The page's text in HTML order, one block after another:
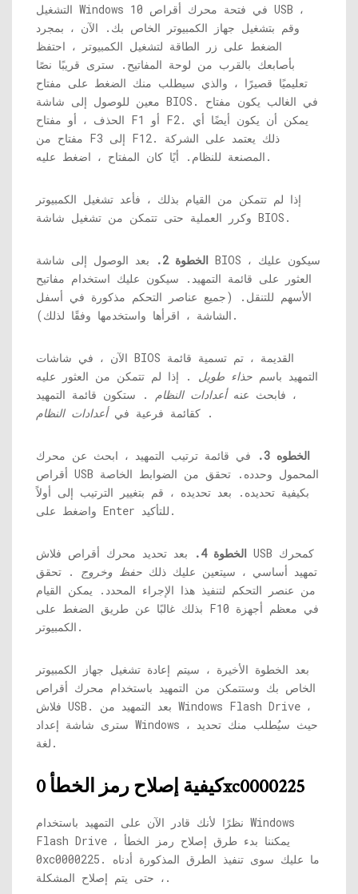
التشغيل Windows 10 في فتحة محرك أقراص USB ،
وقم بتشغيل جهاز الكمبيوتر الخاص بك. الآن ، بمجرد
الضغط على زر الطاقة لتشغيل الكمبيوتر ، احتفظ
بأصابعك بالقرب من لوحة المفاتيح. سترى قريبًا نصًا
تعليميًا قصيرًا ، والذي سيطلب منك الضغط على مفتاح
معين للوصول إلى شاشة BIOS. في الغالب يكون مفتاح
الحذف ، أو مفتاح F1 أو F2. يمكن أن يكون أيضًا أي
مفتاح من F3 إلى F12. ذلك يعتمد على الشركة
المصنعة للنظام. أيًا كان المفتاح ، اضغط عليه.
إذا لم تتمكن من القيام بذلك ، فأعد تشغيل الكمبيوتر
وكرر العملية حتى تتمكن من تشغيل شاشة BIOS.
الخطوة 2.
بعد الوصول إلى شاشة BIOS ، سيكون عليك
العثور على قائمة التمهيد. سيكون عليك استخدام مفاتيح
الأسهم للتنقل. (جميع عناصر التحكم مذكورة في أسفل
الشاشة ، اقرأها واستخدمها وفقًا لذلك).
الآن ، في شاشات BIOS القديمة ، تم تسمية قائمة
التمهيد باسم حذاء طويل . إذا لم تتمكن من العثور عليه
، فابحث عنهأعدادات النظام . ستكون قائمة التمهيد
كقائمة فرعية فيأعدادات النظام .
الخطوه 3.
في قائمة ترتيب التمهيد ، ابحث عن محرك
أقراص USB المحمول وحدده. تحقق من الضوابط الخاصة
بكيفية تحديده. بعد تحديده ، قم بتغيير الترتيب إلى أولاً
واضغط على Enter للتأكيد.
الخطوة 4.
بعد تحديد محرك أقراص فلاش USB كمحرك
تمهيد أساسي ، سيتعين عليك ذلك حفظ وخروج . تحقق
من عنصر التحكم لتنفيذ هذا الإجراء المحدد. يمكن القيام
بذلك غالبًا عن طريق الضغط على F10 في معظم أجهزة
الكمبيوتر.
بعد الخطوة الأخيرة ، سيتم إعادة تشغيل جهاز الكمبيوتر
الخاص بك وستتمكن من التمهيد باستخدام محرك أقراص
فلاش USB. بعد التمهيد من Windows Flash Drive ،
سترى شاشة إعداد Windows ، حيث سيُطلب منك تحديد
لغة.
كيفية إصلاح رمز الخطأ 0xc0000225
نظرًا لأنك قادر الآن على التمهيد باستخدام Windows
Flash Drive ، يمكننا بدء طرق إصلاح رمز الخطأ
0xc0000225. ما عليك سوى تنفيذ الطرق المذكورة أدناه
، حتى يتم إصلاح المشكلة.